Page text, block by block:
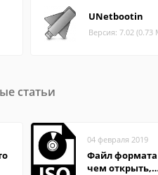
UNetbootin
Версия: 7.02 (0.73
статьи
04 февраля 2019
Файл формата
чем открыть,